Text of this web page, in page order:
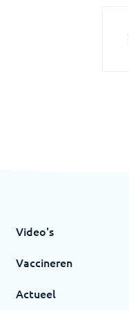
Video's
Vaccineren
Actueel